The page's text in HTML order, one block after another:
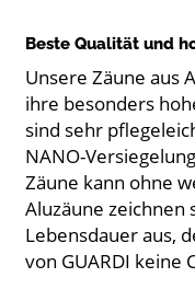
Beste Qualität und
Unsere Zäune aus
ihre besonders
sind sehr
NANO-
Zäune kann ohne
Aluzäune zeichnen
Lebensdauer aus,
von GUARDI keine